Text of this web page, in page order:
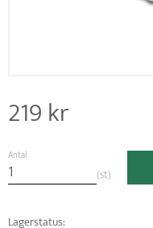
219kr
Antal
st
Lagerstatus